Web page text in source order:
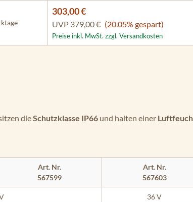
303,00 €
UVP 379,00 € (20.05% gespart)
Preise inkl. MwSt. zzgl. Versandkosten
dieSchutzklasse IP66 und halten einer
Art. Nr.
567599
Art. Nr.
567603
36 V